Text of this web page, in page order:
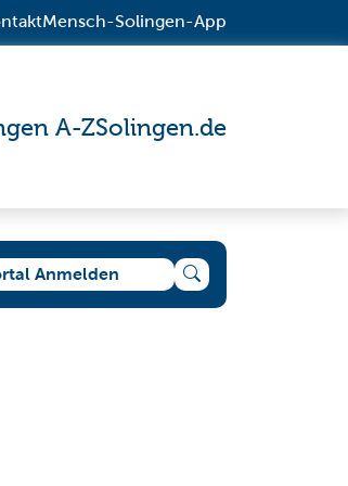
Mensch-Solingen-App
A-ZSolingen.de
Anmelden